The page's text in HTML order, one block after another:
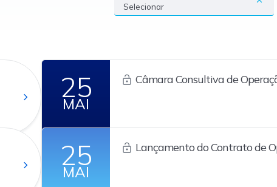
Selecionar
25
MAI
Câmara Consultiva de
25
MAI
Lançamento do Contrato de